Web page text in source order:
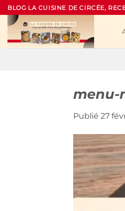
Passer
au
contenu
BLOG LA CUISINE DE CIRCÉE,
menu-
Publié 27